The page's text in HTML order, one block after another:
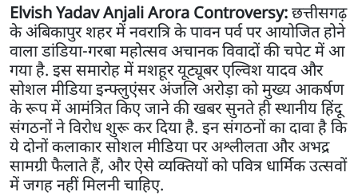
Elvish Yadav Anjali Arora Controversy:छत्तीसगढ़
के अंबिकापुर शहर में नवरात्रि के पावन पर्व पर आयोजित होने
वाला डांडिया-गरबा महोत्सव अचानक विवादों की चपेट में आ
गया है. इस समारोह में मशहूर यूट्यूबर एल्विश यादव और
सोशल मीडिया इन्फ्लुएंसर अंजलि अरोड़ा को मुख्य आकर्षण
के रूप में आमंत्रित किए जाने की खबर सुनते ही स्थानीय हिंदू
संगठनों ने विरोध शुरू कर दिया है. इन संगठनों का दावा है कि
ये दोनों कलाकार सोशल मीडिया पर अश्लीलता और अभद्र
सामग्री फैलाते हैं, और ऐसे व्यक्तियों को पवित्र धार्मिक उत्सवों
में जगह नहीं मिलनी चाहिए.